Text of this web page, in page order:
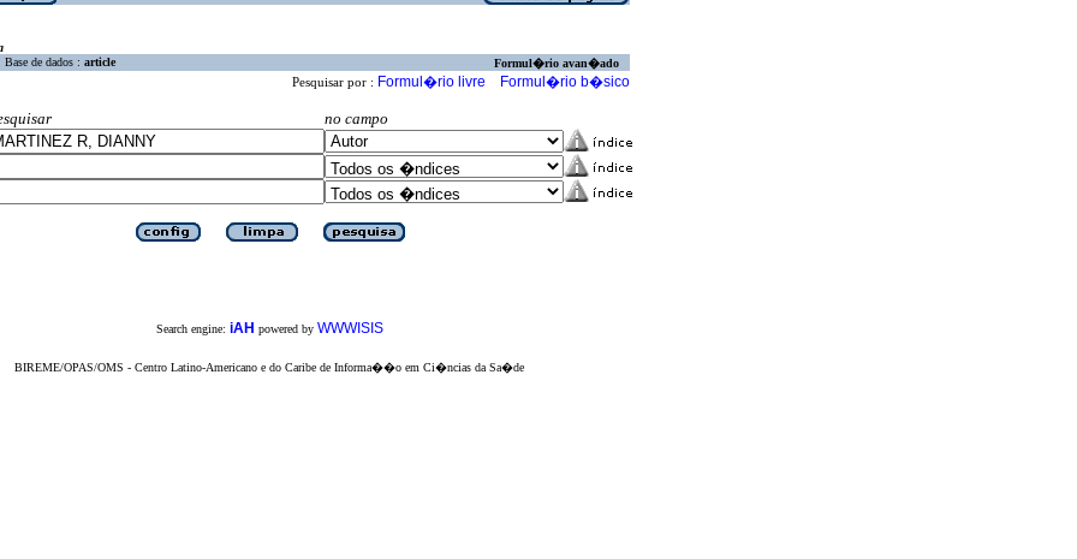
Base de dados : article Formul�rio avan�ado
Pesquisar por : Formul�rio livre Formul�rio b�sico
no campo
Search engine: iAH powered by WWWISIS
BIREME/OPAS/OMS - Centro Latino-Americano e do Caribe de Informa��o em Ci�ncias da Sa�de